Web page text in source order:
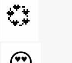
💞